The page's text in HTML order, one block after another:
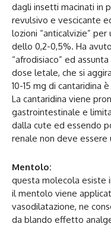
dagli insetti macinati in
revulsivo e vescicante
lozioni “anticalvizie”
dello 0,2-0,5%. Ha
“afrodisiaco” ed
dose letale, che si
10-15 mg di cantaridina
La cantaridina viene
gastrointestinale e
dalla cute ed essendo
renale non deve essere
Mentolo:
questa molecola esiste
il mentolo viene
vasodilatazione, ne
da blando effetto